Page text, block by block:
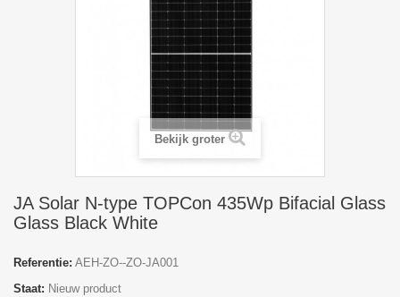
Bekijk groter
JA Solar N-type TOPCon 435Wp Bifacial Glass
Glass Black White
Referentie: AEH-ZO--ZO-JA001
Staat: Nieuw product